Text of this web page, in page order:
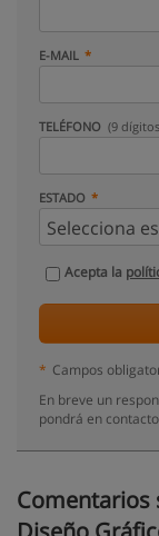
E-MAIL
TELÉFONO (9
ESTADO
Acepta la
* Campos
En breve un
pondrá en
Comentarios